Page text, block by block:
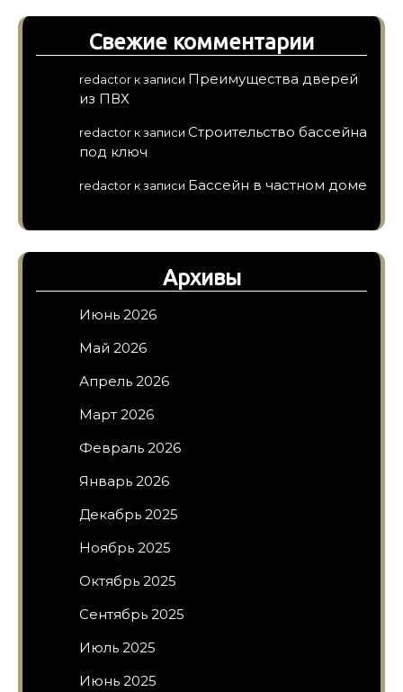
Свежие комментарии
redactor к записи Преимущества дверей
из ПВХ
redactor к записи Строительство бассейна
под ключ
redactor к записи Бассейн в частном доме
Архивы
Июнь 2026
Май 2026
Апрель 2026
Март 2026
Февраль 2026
Январь 2026
Декабрь 2025
Ноябрь 2025
Октябрь 2025
Сентябрь 2025
Июль 2025
Июнь 2025